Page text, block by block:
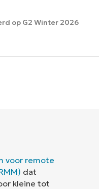
op G2 Winter 2026
voor remote
dat
kleine tot